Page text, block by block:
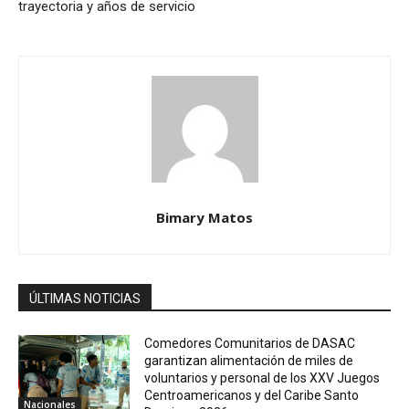
trayectoria y años de servicio
Bimary Matos
ÚLTIMAS NOTICIAS
Nacionales
Comedores Comunitarios de DASAC
garantizan alimentación de miles de
voluntarios y personal de los XXV Juegos
Centroamericanos y del Caribe Santo